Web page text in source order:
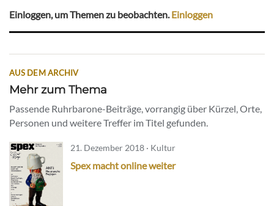
Einloggen, um Themen zu beobachten.Einloggen
AUS DEM ARCHIV
Mehr zum Thema
Passende Ruhrbarone-Beiträge, vorrangig über Kürzel, Orte,
Personen und weitere Treffer im Titel gefunden.
21. Dezember 2018 · Kultur
Spex macht online weiter